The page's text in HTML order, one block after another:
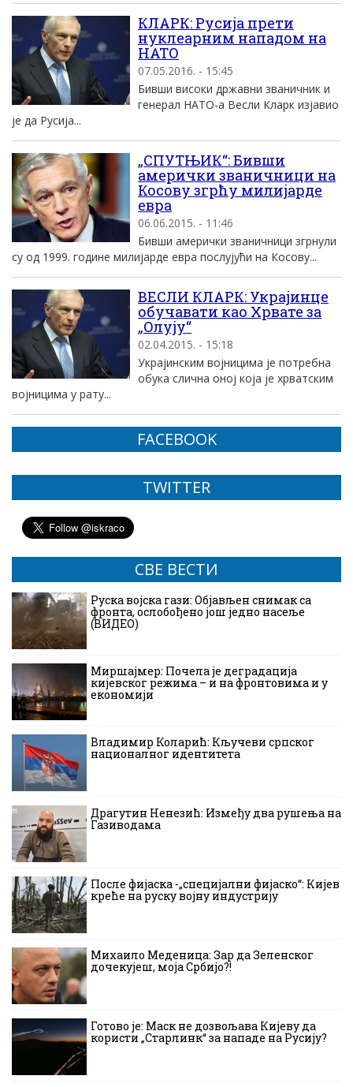
КЛАРК: Русија прети
нуклеарним нападом на
НАТО
07.05.2016. - 15:45
Бивши високи државни званичник и
генерал НАТО-а Весли Кларк изјавио
је да Русија...
„СПУТЊИК“: Бивши
амерички званичници на
Косову згрћу милијарде
евра
06.06.2015. - 11:46
Бивши амерички званичници згрнули
су од 1999. године милијарде евра послујући на Косову...
ВЕСЛИ КЛАРК: Украјинце
обучавати као Хрвате за
„Олују“
02.04.2015. - 15:18
Украјинским војницима је потребна
обука слична оној која је хрватским
војницима у рату...
FACEBOOK
TWITTER
СВЕ ВЕСТИ
Руска војска гази: Објављен снимак са
фронта, ослобођено још једно насеље
(ВИДЕО)
Миршајмер: Почела је деградација
кијевског режима – и на фронтовима и у
економији
Владимир Коларић: Кључеви српског
националног идентитета
Драгутин Ненезић: Између два рушења на
Газиводама
После фијаска -„специјални фијаско“: Кијев
креће на руску војну индустрију
Михаило Меденица: Зар да Зеленског
дочекујеш, моја Србијо?!
Готово је: Маск не дозвољава Кијеву да
користи „Старлинк“ за нападе на Русију?